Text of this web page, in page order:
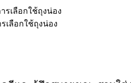
รเลือกใช้ถุงน่อง